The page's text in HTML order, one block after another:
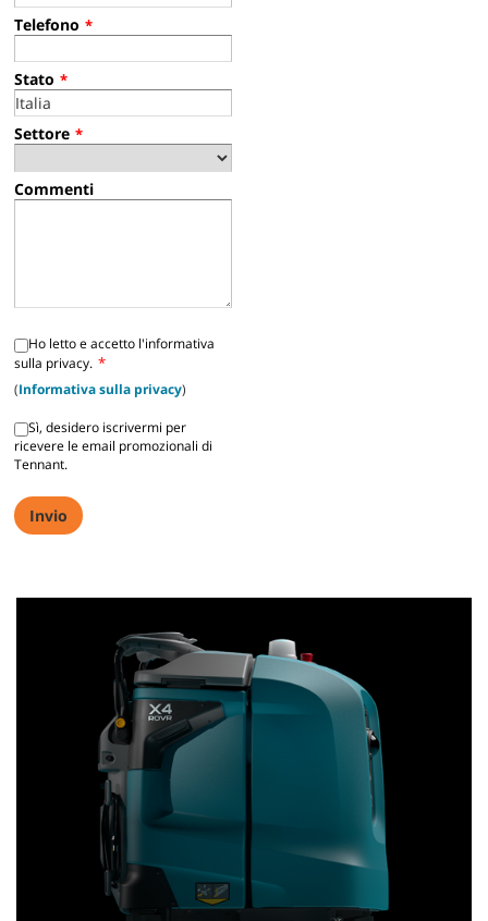
Telefono *
Stato *
Settore *
Commenti
Ho letto e accetto l'informativa
sulla privacy. *
(Informativa sulla privacy)
Sì, desidero iscrivermi per
ricevere le email promozionali di
Tennant.